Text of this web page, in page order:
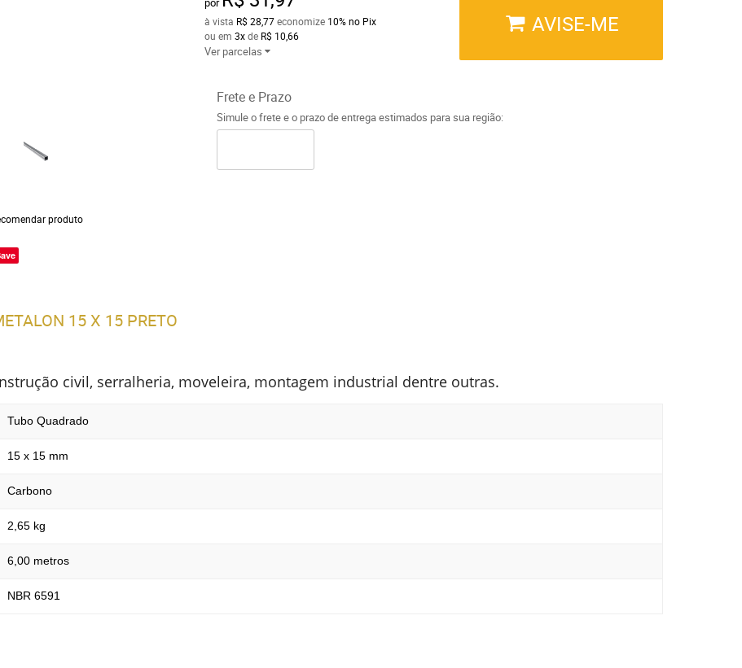
produto
à vista R$ 28,77economize 10% no Pix
ou em 3xde R$ 10,66
Ver parcelas
AVISE-ME
Frete e Prazo
Simule o frete e o prazo de entrega estimados para sua região:
15 X 15 PRETO
civil, serralheria, moveleira, montagem industrial dentre outras.
Tubo Quadrado
15 x 15 mm
Carbono
2,65 kg
6,00 metros
NBR 6591